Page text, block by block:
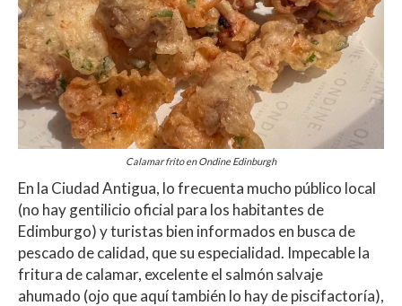
Calamar frito en Ondine Edinburgh
En la Ciudad Antigua, lo frecuenta mucho público local
(no hay gentilicio oficial para los habitantes de
Edimburgo) y turistas bien informados en busca de
pescado de calidad, que su especialidad. Impecable la
fritura de calamar, excelente el salmón salvaje
ahumado (ojo que aquí también lo hay de piscifactoría),